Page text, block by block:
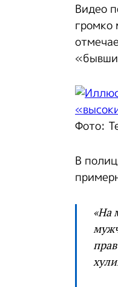
Видео
громко
Фото:
В
«На